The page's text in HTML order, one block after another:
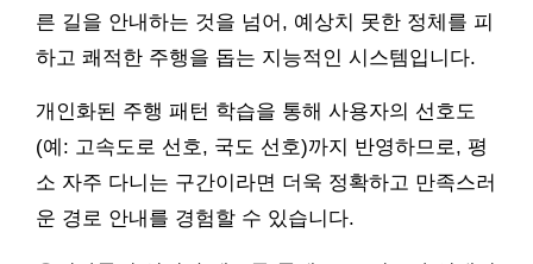
른 길을 안내하는 것을 넘어, 예상치 못한 정체를 피
하고 쾌적한 주행을 돕는 지능적인 시스템입니다.
개인화된 주행 패턴 학습을 통해 사용자의 선호도
(예: 고속도로 선호, 국도 선호)까지 반영하므로, 평
소 자주 다니는 구간이라면 더욱 정확하고 만족스러
운 경로 안내를 경험할 수 있습니다.